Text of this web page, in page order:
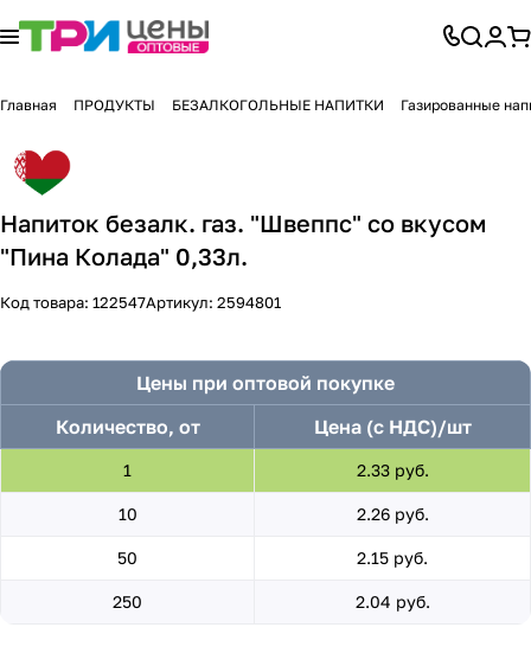
Главная ПРОДУКТЫ БЕЗАЛКОГОЛЬНЫЕ НАПИТКИ Газированные
Напиток безалк. газ. "Швеппс" со вкусом
"Пина Колада" 0,33л.
Код товара: 122547Артикул: 2594801
Цены при оптовой покупке
Количество, от
Цена (с НДС)/шт
1 2.33 руб.
10 2.26 руб.
50 2.15 руб.
250 2.04 руб.